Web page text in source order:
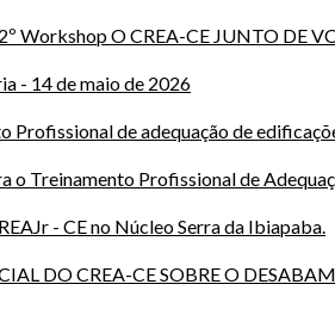
Workshop O CREA-CE JUNTO DE
- 14 de maio de 2026
Profissional de adequação de
o Treinamento Profissional de
- CE no Núcleo Serra da Ibiapaba.
DO CREA-CE SOBRE O